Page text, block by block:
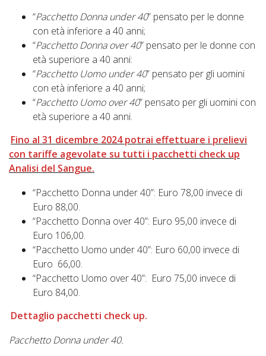
“Pacchetto Donna under 40” pensato per le donne
con età inferiore a 40 anni;
“Pacchetto Donna over 40” pensato per le donne con
età superiore a 40 anni:
“Pacchetto Uomo under 40” pensato per gli uomini
con età inferiore a 40 anni;
“Pacchetto Uomo over 40” pensato per gli uomini con
età superiore a 40 anni.
Fino al 31 dicembre 2024 potrai effettuare i prelievi
con tariffe agevolate su tutti i pacchetti check up
Analisi del Sangue.
“Pacchetto Donna under 40”: Euro 78,00 invece di
Euro 88,00.
“Pacchetto Donna over 40”: Euro 95,00 invece di
Euro 106,00.
“Pacchetto Uomo under 40”: Euro 60,00 invece di
Euro 66,00.
“Pacchetto Uomo over 40”: Euro 75,00 invece di
Euro 84,00.
Dettaglio pacchetti check up.
Pacchetto Donna under 40.